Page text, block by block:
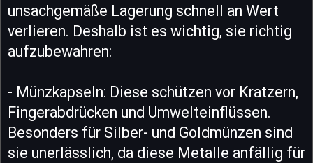
unsachgemäße Lagerung schnell an Wert
verlieren. Deshalb ist es wichtig, sie richtig
aufzubewahren:
- Münzkapseln: Diese schützen vor Kratzern,
Fingerabdrücken und Umwelteinflüssen.
Besonders für Silber- und Goldmünzen sind
sie unerlässlich, da diese Metalle anfällig für